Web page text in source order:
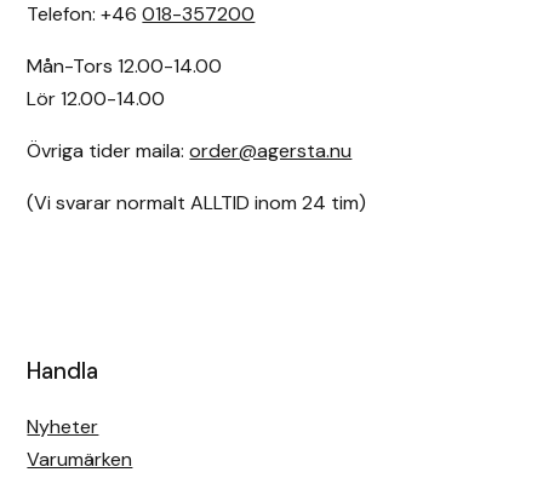
Telefon: +46018-357200
Mån-Tors 12.00-14.00
Lör 12.00-14.00
Övriga tider maila:order@agersta.nu
(Vi svarar normalt ALLTID inom 24 tim)
Handla
Nyheter
Varumärken